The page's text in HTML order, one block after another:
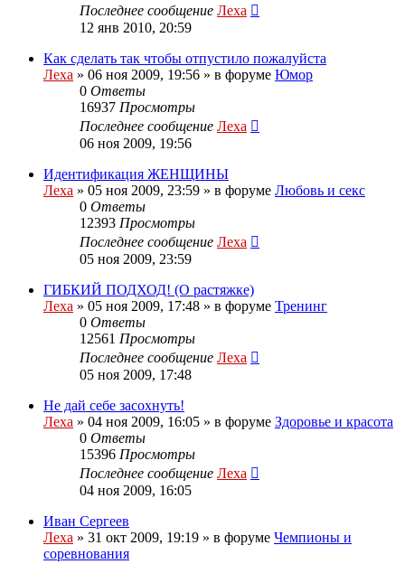
Последнее сообщение Леха
12 янв 2010, 20:59
Как сделать так чтобы отпустило пожалуйста
Леха » 06 ноя 2009, 19:56 » в форуме Юмор
0 Ответы
16937 Просмотры
Последнее сообщение Леха
06 ноя 2009, 19:56
Идентификация ЖЕНЩИНЫ
Леха » 05 ноя 2009, 23:59 » в форуме Любовь и секс
0 Ответы
12393 Просмотры
Последнее сообщение Леха
05 ноя 2009, 23:59
ГИБКИЙ ПОДХОД! (О растяжке)
Леха » 05 ноя 2009, 17:48 » в форуме Тренинг
0 Ответы
12561 Просмотры
Последнее сообщение Леха
05 ноя 2009, 17:48
Не дай себе засохнуть!
Леха » 04 ноя 2009, 16:05 » в форуме Здоровье и красота
0 Ответы
15396 Просмотры
Последнее сообщение Леха
04 ноя 2009, 16:05
Иван Сергеев
Леха » 31 окт 2009, 19:19 » в форуме Чемпионы и
соревнования